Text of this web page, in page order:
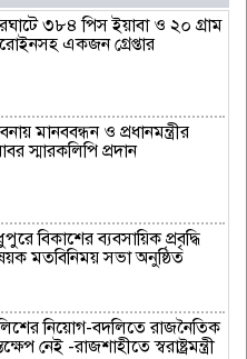
৩৮৪ পিস ইয়াবা ও ২০ গ্রাম
একজন গ্রেপ্তার
মানববন্ধন ও প্রধানমন্ত্রীর
স্মারকলিপি প্রদান
বিকাশের ব্যবসায়িক প্রবৃদ্ধি
মতবিনিময় সভা অনুষ্ঠিত
নিয়োগ-বদলিতে রাজনৈতিক
নেই -রাজশাহীতে স্বরাষ্ট্রমন্ত্রী